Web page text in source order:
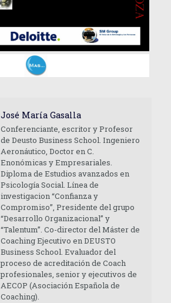
José María Gasalla
Conferenciante, escritor y Profesor
de Deusto Business School. Ingeniero
Aeronáutico, Doctor en C.
Enonómicas y Empresariales.
Diploma de Estudios avanzados en
Psicología Social. Línea de
investigacion “Confianza y
Compromiso”, Presidente del grupo
“Desarrollo Organizacional” y
“Talentum”. Co-director del Máster de
Coaching Ejecutivo en DEUSTO
Business School. Evaluador del
proceso de acreditación de Coach
profesionales, senior y ejecutivos de
AECOP (Asociación Española de
Coaching).